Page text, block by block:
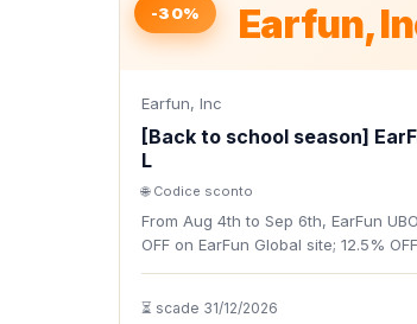
Earfun,
-30%
Earfun, Inc
[Back to school season]
L
🌐 Codice sconto
From Aug 4th to Sep 6th, EarFun
OFF on EarFun Global site; 12.5%
⏳ scade 31/12/2026